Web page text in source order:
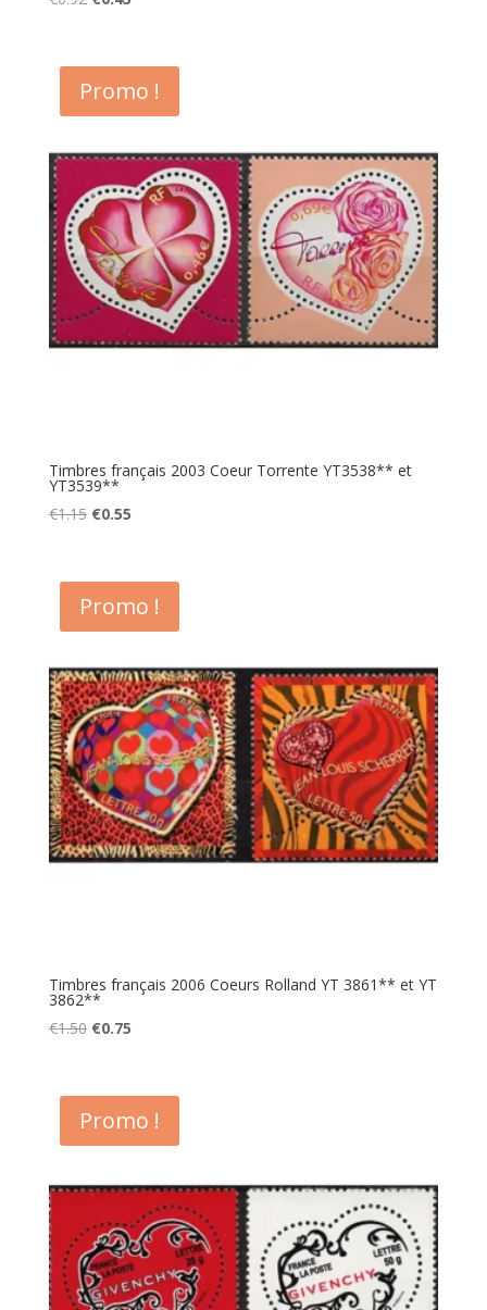
était :
€0.92.
est :
€0.45.
Promo !
Timbres français 2003 Coeur Torrente YT3538** et
YT3539**
€1.15 Le
était :
€1.15.
€0.55Le
est :
€0.55.
Promo !
Timbres français 2006 Coeurs Rolland YT 3861** et YT
3862**
€1.50 Le
était :
€1.50.
€0.75Le
est :
€0.75.
Promo !